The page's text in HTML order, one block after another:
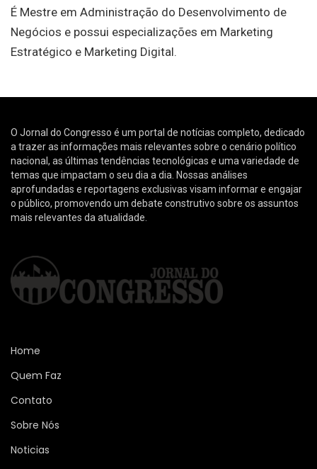
É Mestre em Administração do Desenvolvimento de
Negócios e possui especializações em Marketing
Estratégico e Marketing Digital.
O Jornal do Congresso é um portal de notícias completo, dedicado
a trazer as informações mais relevantes sobre o cenário político
nacional, as últimas tendências tecnológicas e uma variedade de
temas que impactam o seu dia a dia. Nossas análises
aprofundadas e reportagens exclusivas visam informar e engajar
o público, promovendo um debate construtivo sobre os assuntos
mais relevantes da atualidade.
Home
Quem Faz
Contato
Sobre Nós
Noticias